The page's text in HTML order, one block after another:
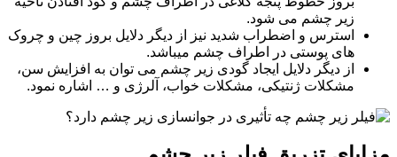
زیر چشم می شود.
استرس و اضطراب شدید نیز از دیگر دلایل بروز چین و چروک
های پوستی در اطراف چشم میباشد.
از دیگر دلایل ایجاد گودی زیر چشم می توان به افزایش سن،
مشکلات ژنتیکی، مشکلات خواب، آلرژی و … اشاره نمود.